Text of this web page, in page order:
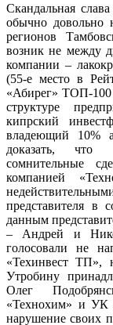
Скандальная
обычно довольно
регионов
возник не между
компании –
(55-е место в
«Абирег» ТОП-100
структуре
кипрский
владеющий 10%
доказать, что
сомнительные
компанией
представителя в
данным
– Андрей и
голосовали не
«Техинвест ТП»,
Утробину
Олег
«Технохим» и УК
нарушение своих